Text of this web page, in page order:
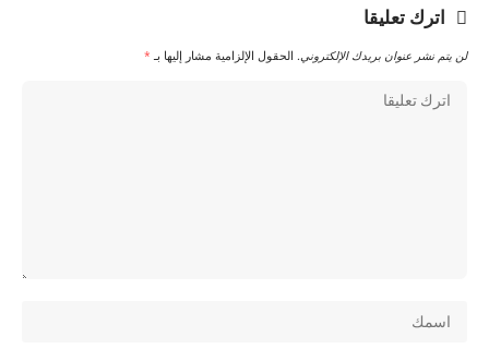
اترك تعليقا
لن يتم نشر عنوان بريدك الإلكتروني. الحقول الإلزامية مشار إليها بـ *